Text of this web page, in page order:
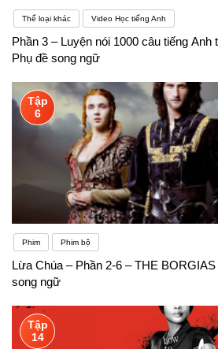
Thể loại khác Video Học tiếng Anh
Phần 3 – Luyện nói 1000 câu tiếng Anh
Phụ đề song ngữ
Tập
6
Phim Phim bộ
Lừa Chúa – Phần 2-6 – THE
song ngữ
Tập
14